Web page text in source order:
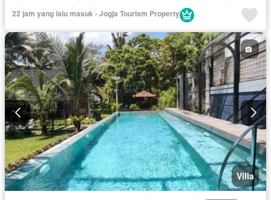
Outdoor entertaining area
Balkon
Dapur lengkap Dapur terpadu
Interkom
Internet Keamanan
Keamanan 24 jam
Kolam renang
Lapangan tenis
Pramutamu
Lemari pakaian bawaan
Angkat Listrik
Fully fenced
Secure parking
Pemanasan
Pemandangan panorama
Rumah jaga
Sauna Spa Taman
Taman atap
Tangki air
Telephone Televisi Garasi
Panggang
Teras
Halaman Wifi Berperabot lengkap
22 jam yang lalu masuk - Jogja Tourism Property
Villa